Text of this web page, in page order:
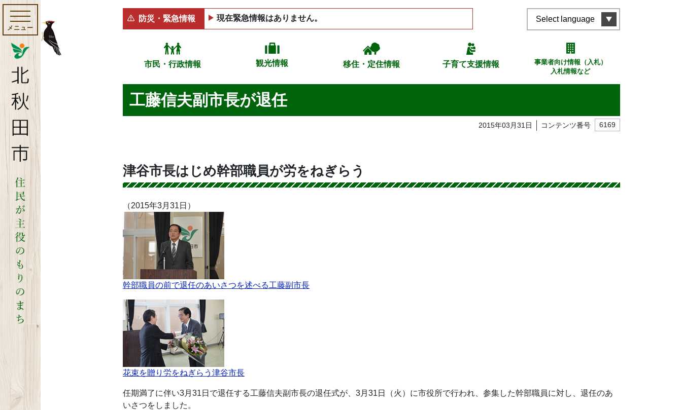
メニュー
防災・緊急情報 現在緊急情報はありません。 Select language
市民・行政情報 観光情報 移住・定住情報 子育て支援情報
事業者向け情報（入札）
入札情報など
工藤信夫副市長が退任
2015年03月31日 コンテンツ番号 6169
津谷市長はじめ幹部職員が労をねぎらう
（2015年3月31日）
幹部職員の前で退任のあいさつを述べる工藤副市長
花束を贈り労をねぎらう津谷市長
任期満了に伴い3月31日で退任する工藤信夫副市長の退任式が、3月31日（火）に市役所で行われ、参集した幹部職員に対し、退任のあ
いさつをしました。